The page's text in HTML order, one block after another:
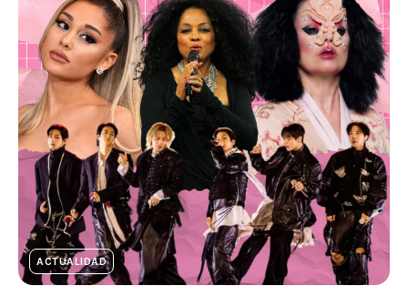
ACTUALIDAD